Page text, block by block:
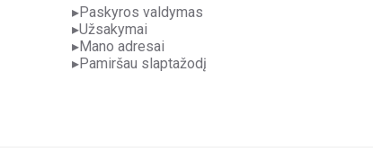
Paskyros valdymas
Užsakymai
Mano adresai
Pamiršau slaptažodį